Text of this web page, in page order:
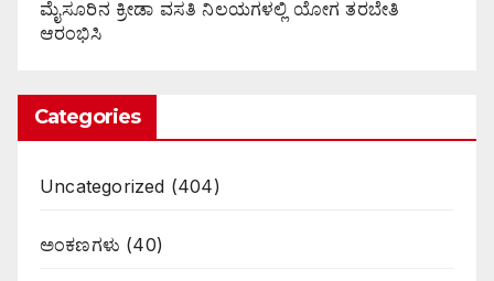
ಮೈಸೂರಿನ ಕ್ರೀಡಾ ವಸತಿ ನಿಲಯಗಳಲ್ಲಿ ಯೋಗ ತರಬೇತಿ
ಆರಂಭಿಸಿ
Categories
Uncategorized (404)
ಅಂಕಣಗಳು (40)